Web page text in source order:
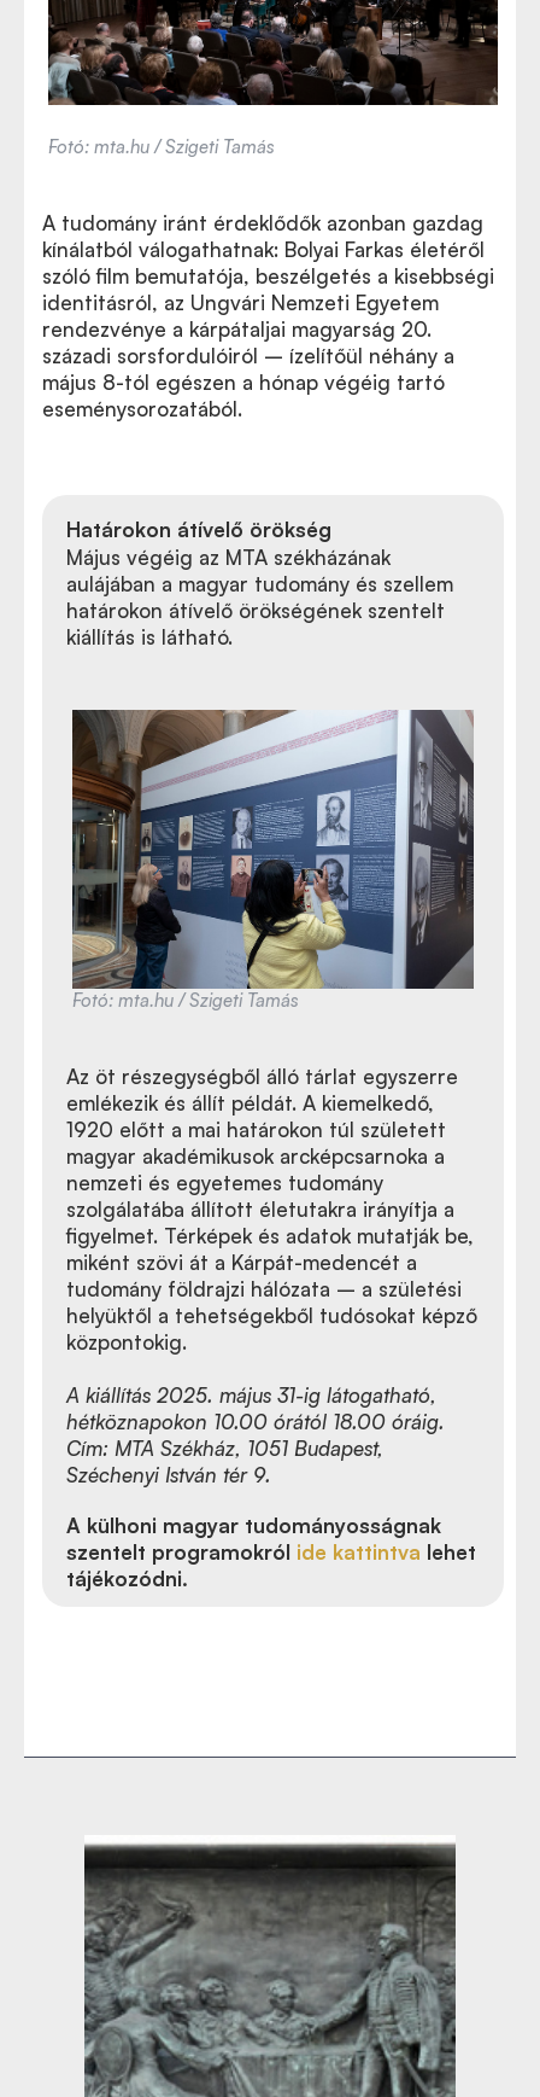
Fotó: mta.hu / Szigeti Tamás
A tudomány iránt érdeklődők azonban gazdag
kínálatból válogathatnak: Bolyai Farkas életéről
szóló film bemutatója, beszélgetés a kisebbségi
identitásról, az Ungvári Nemzeti Egyetem
rendezvénye a kárpátaljai magyarság 20.
századi sorsfordulóiról – ízelítőül néhány a
május 8-tól egészen a hónap végéig tartó
eseménysorozatából.
Határokon átívelő örökség
Május végéig az MTA székházának
aulájában a magyar tudomány és szellem
határokon átívelő örökségének szentelt
kiállítás is látható.
Fotó: mta.hu / Szigeti Tamás
Az öt részegységből álló tárlat egyszerre
emlékezik és állít példát. A kiemelkedő,
1920 előtt a mai határokon túl született
magyar akadémikusok arcképcsarnoka a
nemzeti és egyetemes tudomány
szolgálatába állított életutakra irányítja a
figyelmet. Térképek és adatok mutatják be,
miként szövi át a Kárpát-medencét a
tudomány földrajzi hálózata – a születési
helyüktől a tehetségekből tudósokat képző
központokig.
A kiállítás 2025. május 31-ig látogatható,
hétköznapokon 10.00 órától 18.00 óráig.
Cím: MTA Székház, 1051 Budapest,
Széchenyi István tér 9.
A külhoni magyar tudományosságnak
szentelt programokról ide kattintva lehet
tájékozódni.